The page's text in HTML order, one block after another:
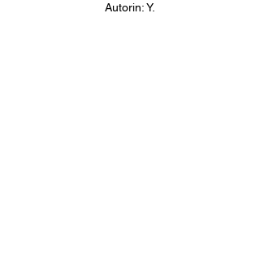
Autorin: Y.